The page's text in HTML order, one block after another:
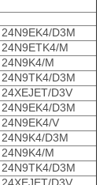
D3M
M
M
D3M
D3V
D3M
V
D3M
M
D3M